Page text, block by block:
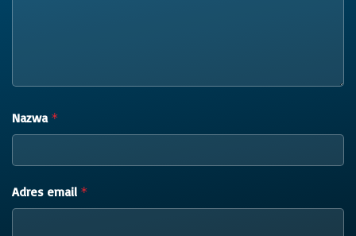
Nazwa *
Adres email *